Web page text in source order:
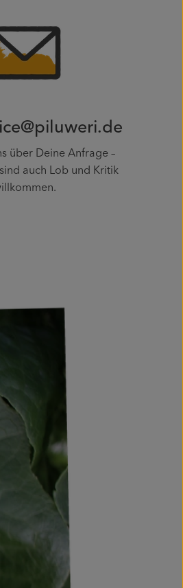
über Deine Anfrage –
auch Lob und Kritik